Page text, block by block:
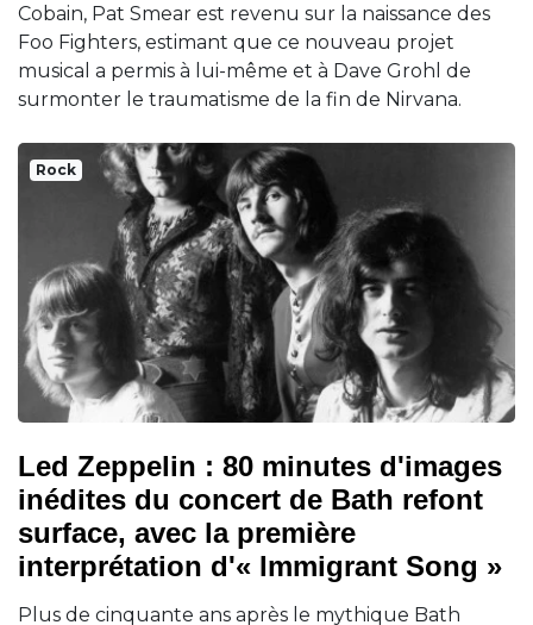
Cobain, Pat Smear est revenu sur la naissance des
Foo Fighters, estimant que ce nouveau projet
musical a permis à lui-même et à Dave Grohl de
surmonter le traumatisme de la fin de Nirvana.
Rock
Led Zeppelin : 80 minutes d'images
inédites du concert de Bath refont
surface, avec la première
interprétation d'« Immigrant Song »
Plus de cinquante ans après le mythique Bath